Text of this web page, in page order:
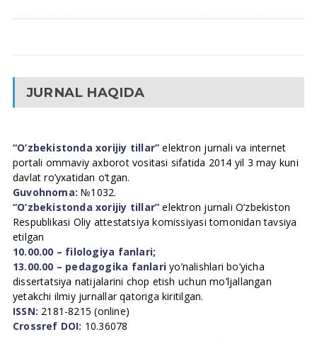
JURNAL HAQIDA
“O’zbekistonda xorijiy tillar” elektron jurnali va internet
portali ommaviy axborot vositasi sifatida 2014 yil 3 may kuni
davlat ro’yxatidan o’tgan.
Guvohnoma: №1032.
“O’zbekistonda xorijiy tillar” elektron jurnali O’zbekiston
Respublikasi Oliy attestatsiya komissiyasi tomonidan tavsiya
etilgan
10.00.00 – filologiya fanlari;
13.00.00 – pedagogika fanlari yo’nalishlari bo’yicha
dissertatsiya natijalarini chop etish uchun mo’ljallangan
yetakchi ilmiy jurnallar qatoriga kiritilgan.
ISSN: 2181-8215 (online)
Crossref DOI: 10.36078